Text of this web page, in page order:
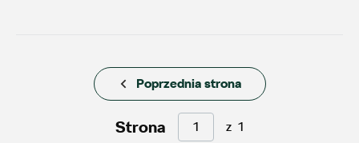
Poprzednia strona
Strona z 1
AMD Auto Centrum